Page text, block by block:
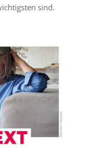
sind.